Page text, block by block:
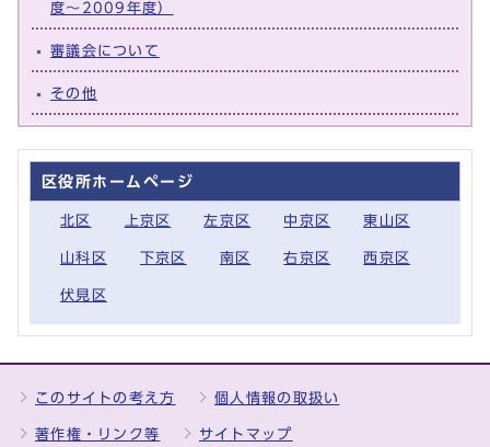
度～2009年度）
審議会について
その他
区役所ホームページ
北区 上京区 左京区 中京区 東山区
山科区 下京区 南区 右京区 西京区
伏見区
このサイトの考え方 個人情報の取扱い
著作権・リンク等 サイトマップ